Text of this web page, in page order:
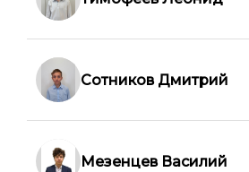
Сотников Дмитрий
Мезенцев Василий